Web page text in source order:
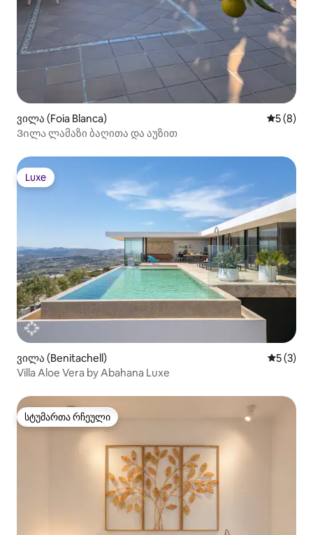
ვილა (Foia Blanca) საშუალო
5 (8)
Ვილა ლამაზი ბაღითა და აუზით
Luxe
Luxe
ვილა (Benitachell)
5 (3)
Villa Aloe Vera by Abahana Luxe
სტუმართა რჩეული
სტუმართა რჩეული